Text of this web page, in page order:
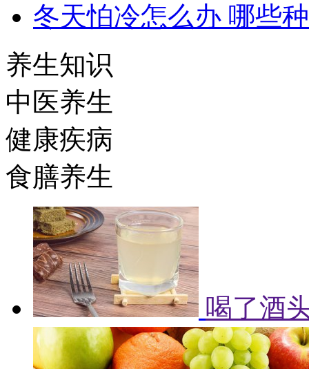
冬天怕冷怎么办 哪些
养生知识
中医养生
健康疾病
食膳养生
喝了酒